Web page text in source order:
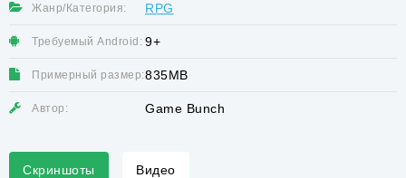
Жанр/Категория: RPG
Требуемый Android: 9+
Примерный размер:835MB
Автор: Game Bunch
Скриншоты Видео